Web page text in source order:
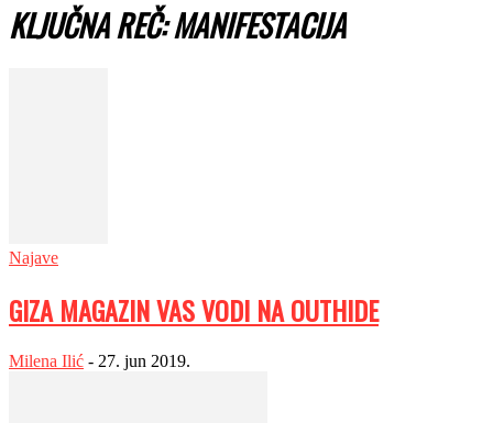
KLJUČNA REČ: MANIFESTACIJA
Najave
GIZA MAGAZIN VAS VODI NA OUTHIDE
Milena Ilić - 27. jun 2019.